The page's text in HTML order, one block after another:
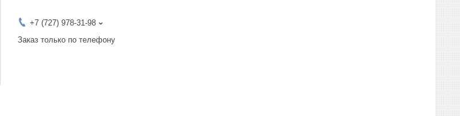
+7 (727) 978-31-98
Заказ только по телефону